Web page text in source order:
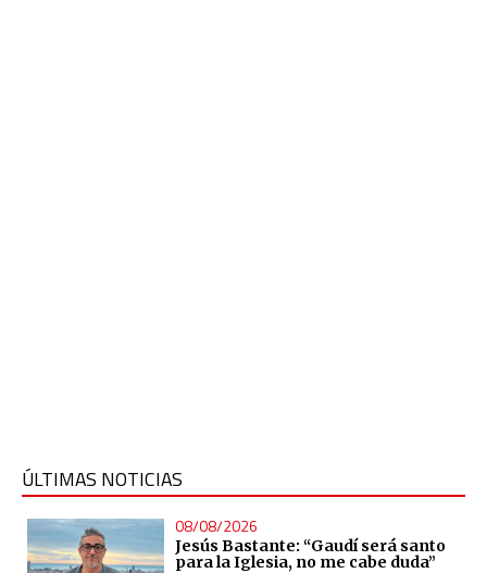
ÚLTIMAS NOTICIAS
08/08/2026
Jesús Bastante: “Gaudí será santo
para la Iglesia, no me cabe duda”